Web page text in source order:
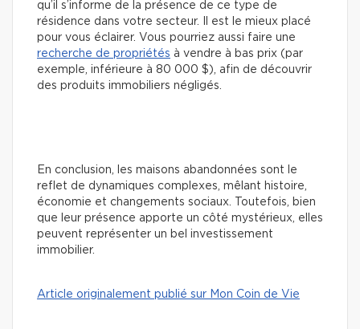
qu’il s’informe de la présence de ce type de
résidence dans votre secteur. Il est le mieux placé
pour vous éclairer. Vous pourriez aussi faire une
recherche de propriétés à vendre à bas prix (par
exemple, inférieure à 80 000 $), afin de découvrir
des produits immobiliers négligés.
En conclusion, les maisons abandonnées sont le
reflet de dynamiques complexes, mêlant histoire,
économie et changements sociaux. Toutefois, bien
que leur présence apporte un côté mystérieux, elles
peuvent représenter un bel investissement
immobilier.
Article originalement publié sur Mon Coin de Vie